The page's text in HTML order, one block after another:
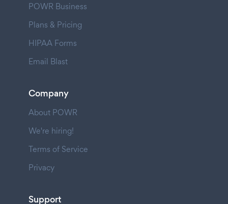
POWR Business
Plans & Pricing
HIPAA Forms
Email Blast
Company
About POWR
We're hiring!
Terms of Service
Privacy
Support